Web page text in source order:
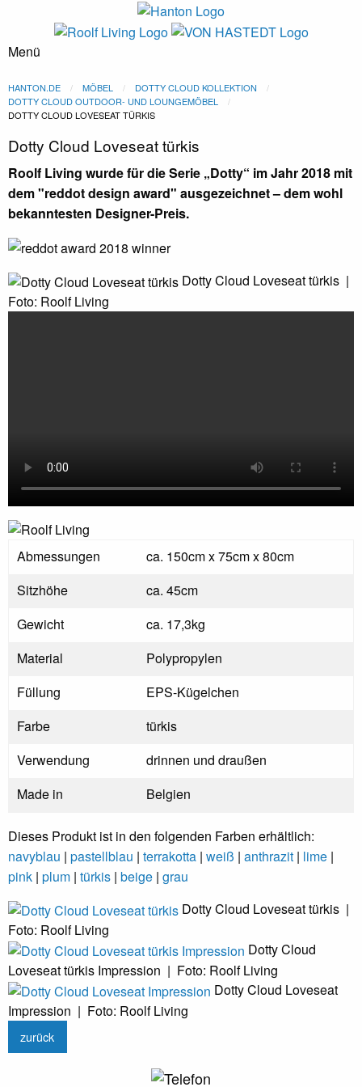
Menü
Dotty Cloud Möbel
Foto: Roolf Living
HANTON.DE MÖBEL
DOTTY CLOUD KOLLEKTION
DOTTY CLOUD OUTDOOR- UND LOUNGEMÖBEL
DOTTY CLOUD LOVESEAT TÜRKIS
Dotty Cloud Loveseat türkis
Roolf Living wurde für die Serie „Dotty“ im Jahr 2018 mit
dem "reddot design award" ausgezeichnet – dem wohl
bekanntesten Designer-Preis.
Dotty Cloud Loveseat türkis |
Foto: Roolf Living
Abmessungen
ca. 150cm x 75cm x 80cm
Sitzhöhe
ca. 45cm
Gewicht
ca. 17,3kg
Material
Polypropylen
Füllung
EPS-Kügelchen
Farbe
türkis
Verwendung
drinnen und draußen
Made in
Belgien
Dieses Produkt ist in den folgenden Farben erhältlich:
navyblau | pastellblau | terrakotta | weiß | anthrazit | lime |
pink | plum | türkis | beige | grau
Dotty Cloud Loveseat türkis |
Foto: Roolf Living
Dotty Cloud
Loveseat türkis Impression | Foto: Roolf Living
Dotty Cloud Loveseat
Impression | Foto: Roolf Living
zurück